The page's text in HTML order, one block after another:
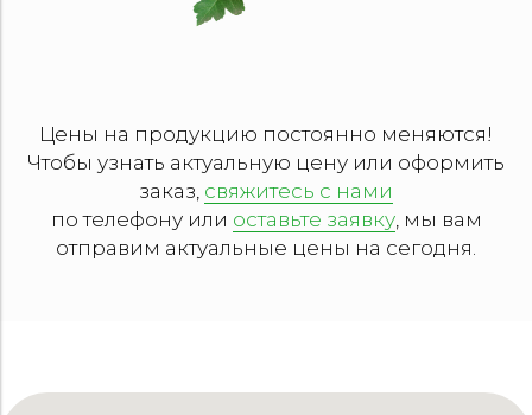
Цены на продукцию постоянно меняются!
Чтобы узнать актуальную цену или оформить
заказ, свяжитесь с нами
по телефону или оставьте заявку, мы вам
отправим актуальные цены на сегодня.